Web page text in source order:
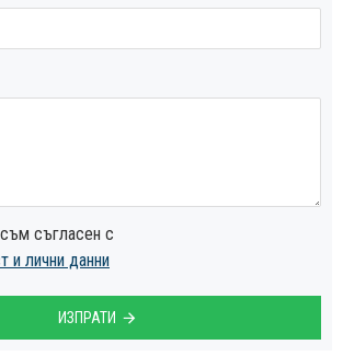
съгласен с
и лични данни
ИЗПРАТИ